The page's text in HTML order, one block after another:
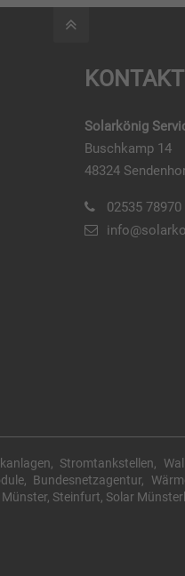
KONTAKT
Solarkönig
Buschkamp 14
48324
02535
Stromtankstellen,
Bundesnetzagentur,
Steinfurt, Solar